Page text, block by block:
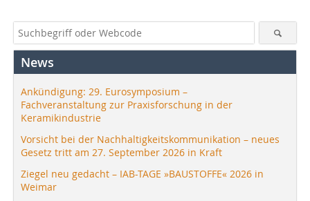
News
Ankündigung: 29. Eurosymposium –
Fachveranstaltung zur Praxisforschung in der
Keramikindustrie
Vorsicht bei der Nachhaltigkeitskommunikation – neues
Gesetz tritt am 27. September 2026 in Kraft
Ziegel neu gedacht – IAB-TAGE »BAUSTOFFE« 2026 in
Weimar